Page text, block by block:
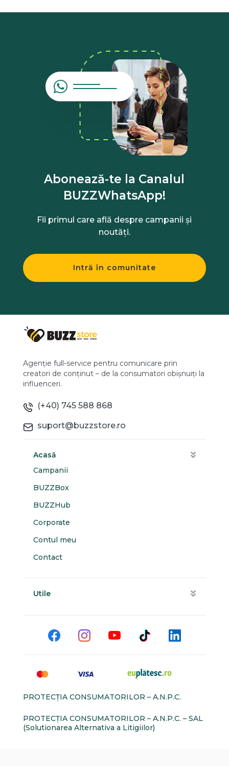
Abonează-te la Canalul
BUZZWhatsApp!
Fii primul care află despre campanii și
noutăți.
Intră în comunitate
Agenție full-service pentru comunicare prin
creatori de conținut – de la consumatori obișnuiți la
influenceri.
(+40) 745 588 868
suport@buzzstore.ro
Acasă
Campanii
BUZZBox
BUZZHub
Corporate
Contul meu
Contact
Utile
PROTECŢIA CONSUMATORILOR – A.N.P.C.
PROTECŢIA CONSUMATORILOR – A.N.P.C. – SAL
(Solutionarea Alternativa a Litigiilor)